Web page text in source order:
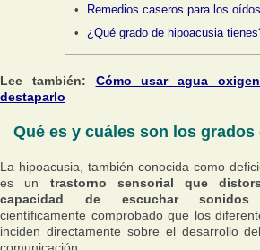
Remedios caseros para los oídos
¿Qué grado de hipoacusia
Lee también: Cómo usar agua
destaparlo
Qué es y cuáles son los
La hipoacusia, también conocida como
es un trastorno sensorial que
capacidad de escuchar sonidos
científicamente comprobado que los
inciden directamente sobre el desarrollo